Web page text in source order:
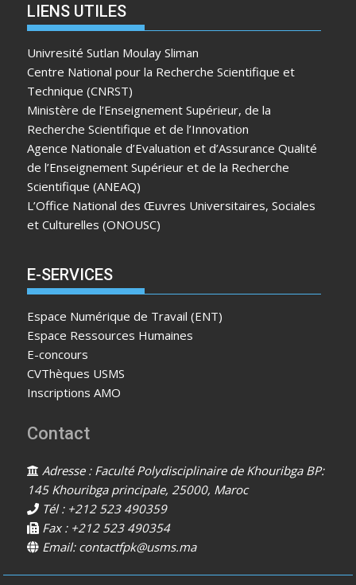
LIENS UTILES
Univresité Sutlan Moulay Sliman
Centre National pour la Recherche Scientifique et
Technique (CNRST)
Ministère de l’Enseignement Supérieur, de la
Recherche Scientifique et de l’Innovation
Agence Nationale d’Evaluation et d’Assurance Qualité
de l’Enseignement Supérieur et de la Recherche
Scientifique (ANEAQ)
L’Office National des Œuvres Universitaires, Sociales
et Culturelles (ONOUSC)
E-SERVICES
Espace Numérique de Travail (ENT)
Espace Ressources Humaines
E-concours
CVThèques USMS
Inscriptions AMO
Contact
Adresse : Faculté Polydisciplinaire de Khouribga BP:
145 Khouribga principale, 25000, Maroc
Tél : +212 523 490359
Fax : +212 523 490354
Email: contactfpk@usms.ma